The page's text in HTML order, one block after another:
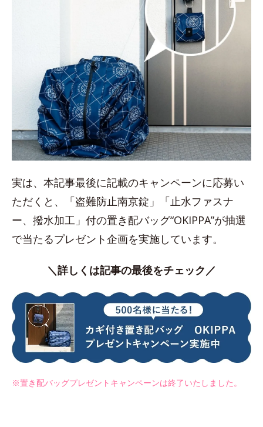
実は、本記事最後に記載のキャンペーンに応募い
ただくと、「盗難防止南京錠」「止水ファスナ
ー、撥水加工」付の置き配バッグ“OKIPPA”が抽選
で当たるプレゼント企画を実施しています。
＼詳しくは記事の最後をチェック／
※置き配バッグプレゼントキャンペーンは終了いたしました。